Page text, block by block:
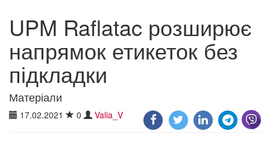
UPM Raflatac розширює
напрямок етикеток без
підкладки
Матеріали
17.02.2021 0 Valia_V